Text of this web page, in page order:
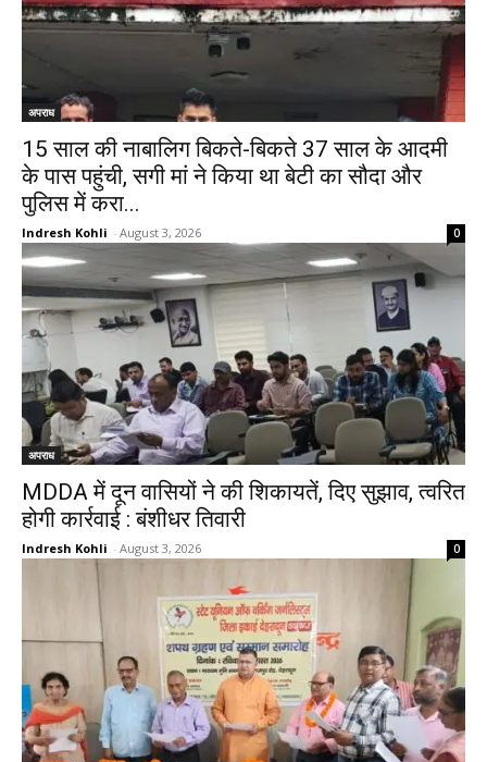
अपराध
15 साल की नाबालिग बिकते-बिकते 37 साल के आदमी
के पास पहुंची, सगी मां ने किया था बेटी का सौदा और
पुलिस में करा...
Indresh Kohli - August 3, 2026 0
अपराध
MDDA में दून वासियों ने की शिकायतें, दिए सुझाव, त्वरित
होगी कार्रवाई : बंशीधर तिवारी
Indresh Kohli - August 3, 2026 0